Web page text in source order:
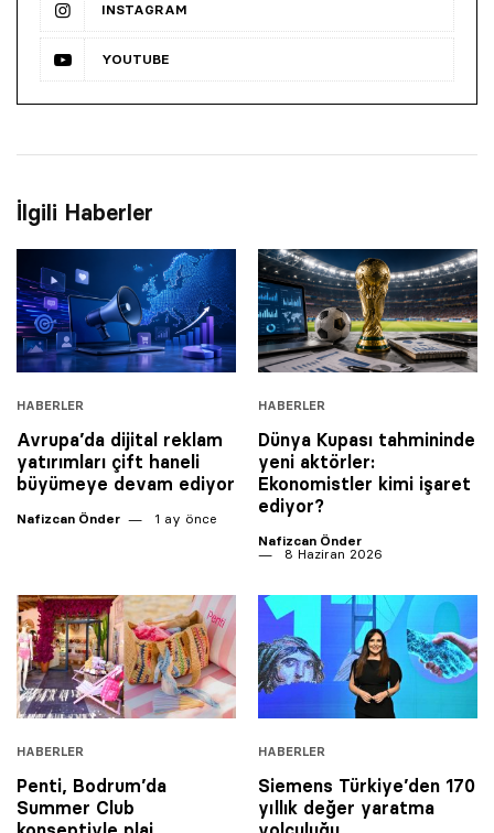
INSTAGRAM
YOUTUBE
İlgili Haberler
HABERLER
Avrupa’da dijital reklam
yatırımları çift haneli
büyümeye devam ediyor
Nafizcan Önder 1 ay önce
HABERLER
Dünya Kupası tahmininde
yeni aktörler:
Ekonomistler kimi işaret
ediyor?
Nafizcan Önder
8 Haziran 2026
HABERLER
Penti, Bodrum’da
Summer Club
HABERLER
Siemens Türkiye’den 170
yıllık değer yaratma